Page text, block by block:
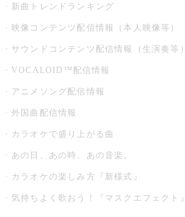
新曲トレンドランキング
映像コンテンツ配信情報（本人映像等）
サウンドコンテンツ配信情報（生演奏等）
VOCALOID™配信情報
アニメソング配信情報
外国曲配信情報
カラオケで盛り上がる曲
あの日、あの時、あの音楽。
カラオケの楽しみ方『新様式』
気持ちよく歌おう！『マスクエフェクト』